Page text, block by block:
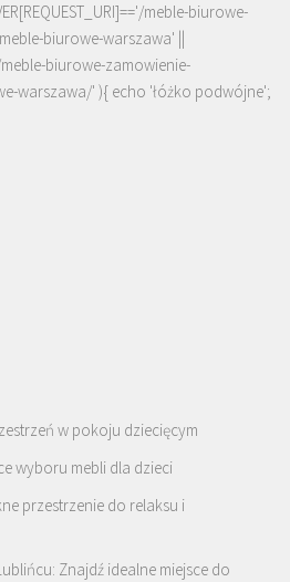
meble-biurowe-
biurowe-warszawa' ||
meble-biurowe-zamowienie-
warszawa/' ){ echo 'łóżko podwójne';
w pokoju dziecięcym
wyboru mebli dla dzieci
przestrzenie do relaksu i
Znajdź idealne miejsce do